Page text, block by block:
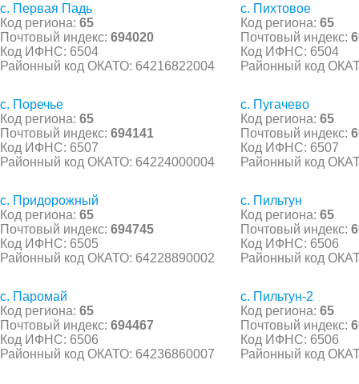
с. Первая Падь
Код региона: 65
Почтовый индекс: 694020
Код ИФНС: 6504
Районный код ОКАТО: 64216822004
с. Пихтовое
Код региона: 65
Почтовый индекс:
Код ИФНС: 6504
Районный код
с. Поречье
Код региона: 65
Почтовый индекс: 694141
Код ИФНС: 6507
Районный код ОКАТО: 64224000004
с. Пугачево
Код региона: 65
Почтовый индекс:
Код ИФНС: 6507
Районный код
с. Придорожный
Код региона: 65
Почтовый индекс: 694745
Код ИФНС: 6505
Районный код ОКАТО: 64228890002
с. Пильтун
Код региона: 65
Почтовый индекс:
Код ИФНС: 6506
Районный код
с. Паромай
Код региона: 65
Почтовый индекс: 694467
Код ИФНС: 6506
Районный код ОКАТО: 64236860007
с. Пильтун-2
Код региона: 65
Почтовый индекс:
Код ИФНС: 6506
Районный код